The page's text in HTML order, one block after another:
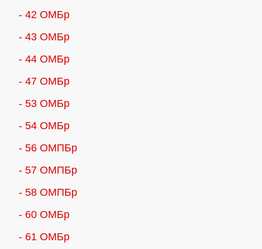
- 42 ОМБр
- 43 ОМБр
- 44 ОМБр
- 47 ОМБр
- 53 ОМБр
- 54 ОМБр
- 56 ОМПБр
- 57 ОМПБр
- 58 ОМПБр
- 60 ОМБр
- 61 ОМБр